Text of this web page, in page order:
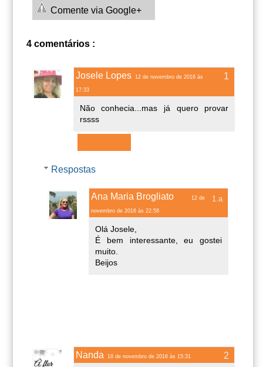
Comente via Google+
4 comentários :
Josele Lopes 12 de novembro de 2016 às
17:33
Não conhecia...mas já quero provar
rssss
Respostas
Ana Maria Brogliato 12 de
novembro de 2016 às 22:58
Olá Josele,
É bem interessante, eu gostei
muito.
Beijos
Nanda 18 de novembro de 2016 às 15:31